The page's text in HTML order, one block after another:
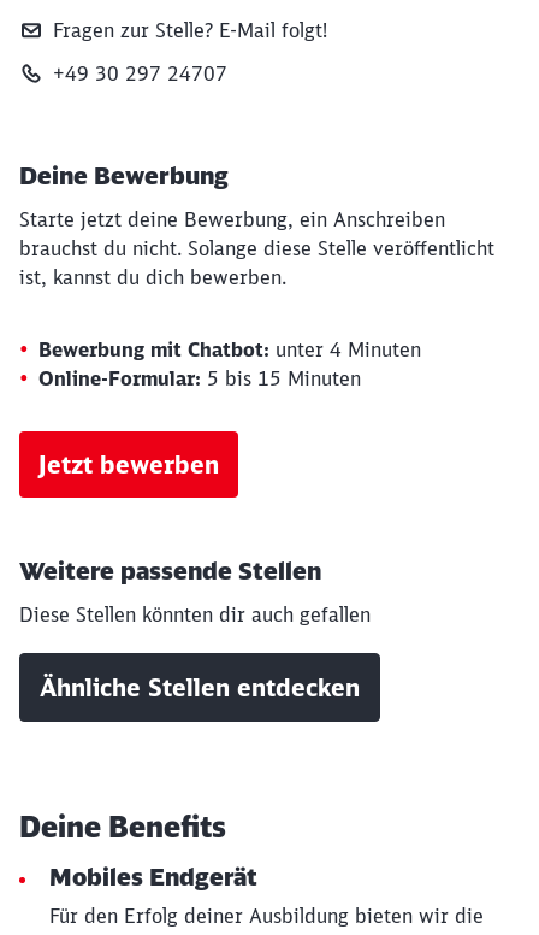
Fragen zur Stelle? E‑Mail folgt!
+49 30 297 24707
Deine Bewerbung
Starte jetzt deine Bewerbung, ein Anschreiben
brauchst du nicht. Solange diese Stelle veröffentlicht
ist, kannst du dich bewerben.
Bewerbung mit Chatbot: unter 4 Minuten
Online-Formular: 5 bis 15 Minuten
Jetzt bewerben
Weitere passende Stellen
Diese Stellen könnten dir auch gefallen
Ähnliche Stellen entdecken
Deine Benefits
Mobiles Endgerät
Für den Erfolg deiner Ausbildung bieten wir die